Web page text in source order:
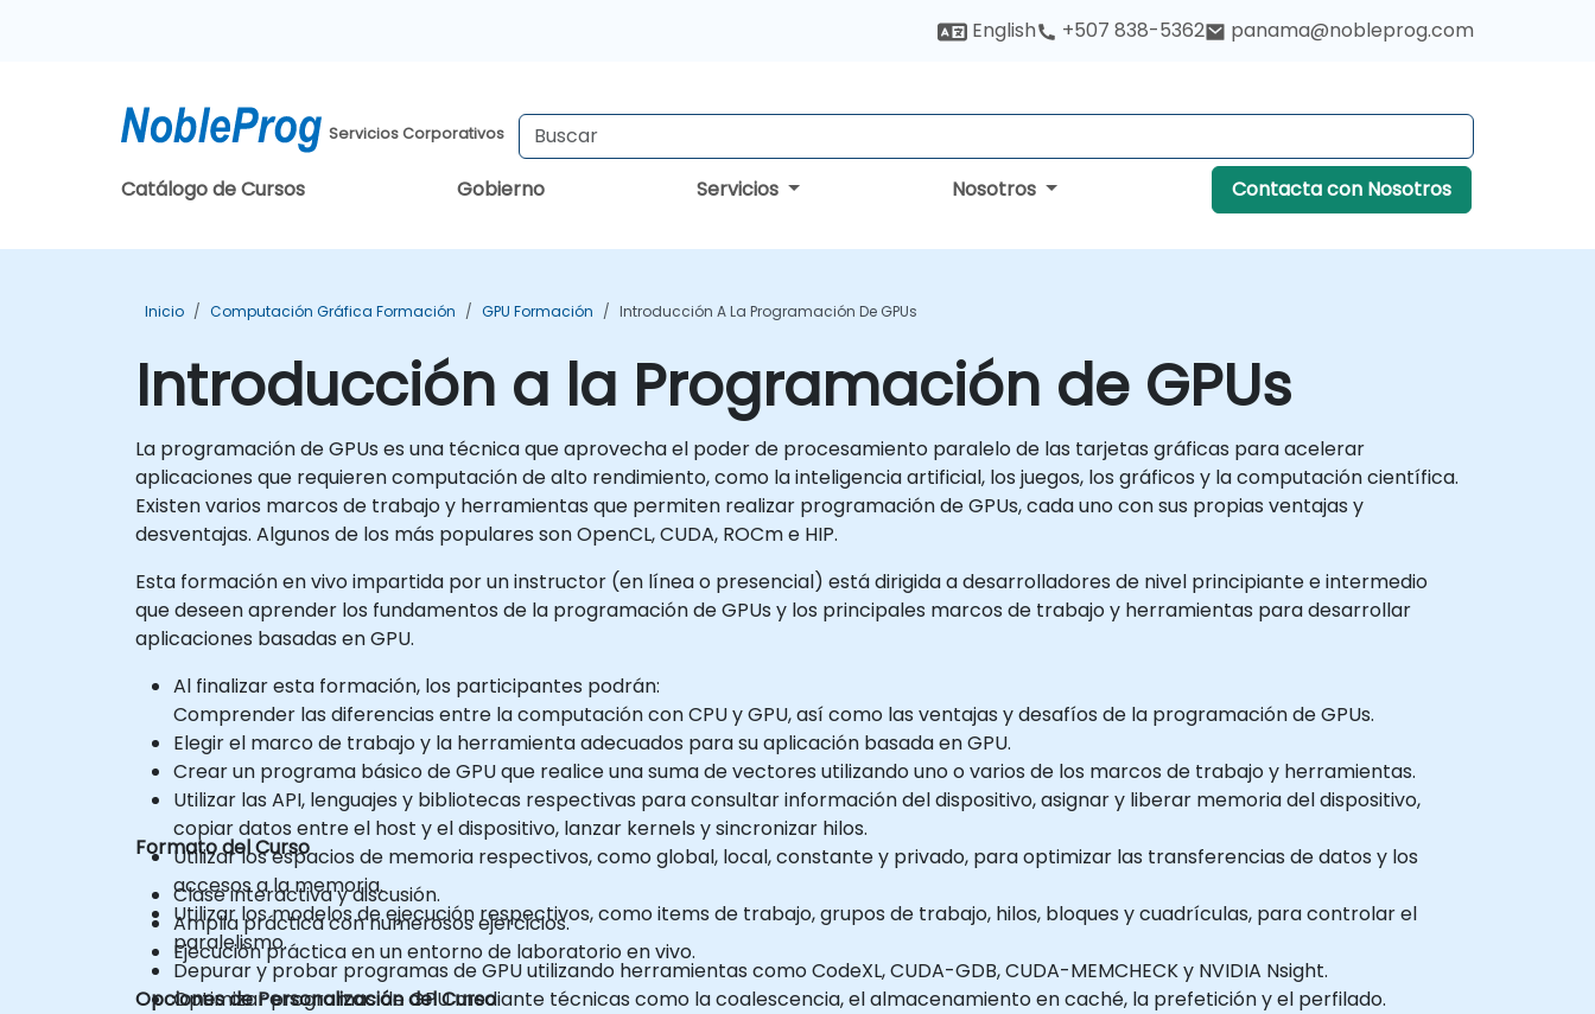
English +507 838-5362 panama@nobleprog.com
Servicios Corporativos
Catálogo de Cursos Gobierno Servicios Nosotros Contacta con Nosotros
Inicio Computación Gráfica Formación GPU Formación Introducción A La Programación De GPUs
Introducción a la Programación de GPUs
La programación de GPUs es una técnica que aprovecha el poder de procesamiento paralelo de las tarjetas gráficas para acelerar
aplicaciones que requieren computación de alto rendimiento, como la inteligencia artificial, los juegos, los gráficos y la computación científica.
Existen varios marcos de trabajo y herramientas que permiten realizar programación de GPUs, cada uno con sus propias ventajas y
desventajas. Algunos de los más populares son OpenCL, CUDA, ROCm e HIP.
Esta formación en vivo impartida por un instructor (en línea o presencial) está dirigida a desarrolladores de nivel principiante e intermedio
que deseen aprender los fundamentos de la programación de GPUs y los principales marcos de trabajo y herramientas para desarrollar
aplicaciones basadas en GPU.
Al finalizar esta formación, los participantes podrán:
Comprender las diferencias entre la computación con CPU y GPU, así como las ventajas y desafíos de la programación de GPUs.
Elegir el marco de trabajo y la herramienta adecuados para su aplicación basada en GPU.
Crear un programa básico de GPU que realice una suma de vectores utilizando uno o varios de los marcos de trabajo y herramientas.
Utilizar las API, lenguajes y bibliotecas respectivas para consultar información del dispositivo, asignar y liberar memoria del dispositivo,
copiar datos entre el host y el dispositivo, lanzar kernels y sincronizar hilos.
Utilizar los espacios de memoria respectivos, como global, local, constante y privado, para optimizar las transferencias de datos y los
accesos a la memoria.
Utilizar los modelos de ejecución respectivos, como items de trabajo, grupos de trabajo, hilos, bloques y cuadrículas, para controlar el
paralelismo.
Depurar y probar programas de GPU utilizando herramientas como CodeXL, CUDA-GDB, CUDA-MEMCHECK y NVIDIA Nsight.
Optimizar programas de GPU mediante técnicas como la coalescencia, el almacenamiento en caché, la prefetición y el perfilado.
Formato del Curso
Clase interactiva y discusión.
Amplia práctica con numerosos ejercicios.
Ejecución práctica en un entorno de laboratorio en vivo.
Opciones de Personalización del Curso